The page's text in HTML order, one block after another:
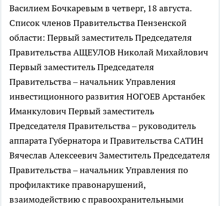
Василием Бочкаревым в четверг, 18 августа.
Список членов Правительства Пензенской
области: Первый заместитель Председателя
Правительства АЩЕУЛОВ Николай Михайлович
Первый заместитель Председателя
Правительства – начальник Управления
инвестиционного развития НОГОЕВ Арстанбек
Иманкулович Первый заместитель
Председателя Правительства – руководитель
аппарата Губернатора и Правительства САТИН
Вячеслав Алексеевич Заместитель Председателя
Правительства – начальник Управления по
профилактике правонарушений,
взаимодействию с правоохранительными